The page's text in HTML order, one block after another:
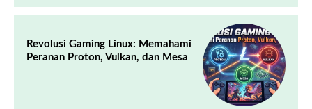
Revolusi Gaming Linux: Memahami
Peranan Proton, Vulkan, dan Mesa